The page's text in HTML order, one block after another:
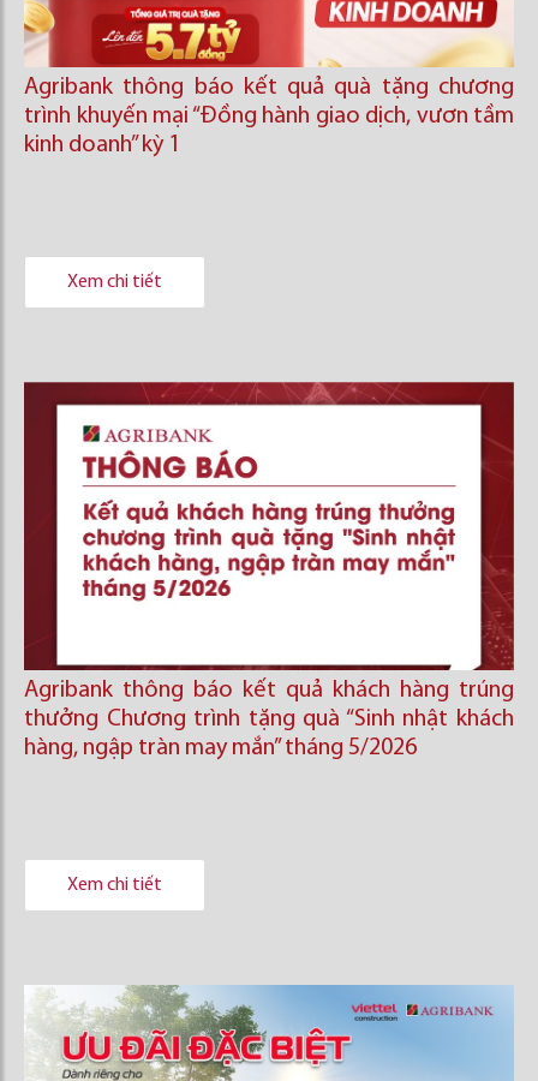
Agribank thông báo kết quả quà tặng chương
trình khuyến mại “Đồng hành giao dịch, vươn tầm
kinh doanh’’ kỳ 1
Xem chi tiết
Agribank thông báo kết quả khách hàng trúng
thưởng Chương trình tặng quà “Sinh nhật khách
hàng, ngập tràn may mắn” tháng 5/2026
Xem chi tiết